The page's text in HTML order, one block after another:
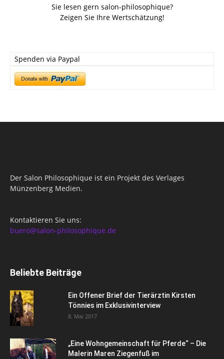
Sie lesen gern salon-philosophique?
Zeigen Sie Ihre Wertschätzung!
Spenden via Paypal
Der Salon Philosophique ist ein Projekt des Verlages
Münzenberg Medien.
Kontaktieren Sie uns:
buero@salon-philosophique.de
Beliebte Beiträge
Ein Offener Brief der Tierärztin Kirsten
Tönnies im Exklusivinterview
8. Mai 2017
„Eine Wohngemeinschaft für Pferde“ – Die
Malerin Maren Ziegenfuß im